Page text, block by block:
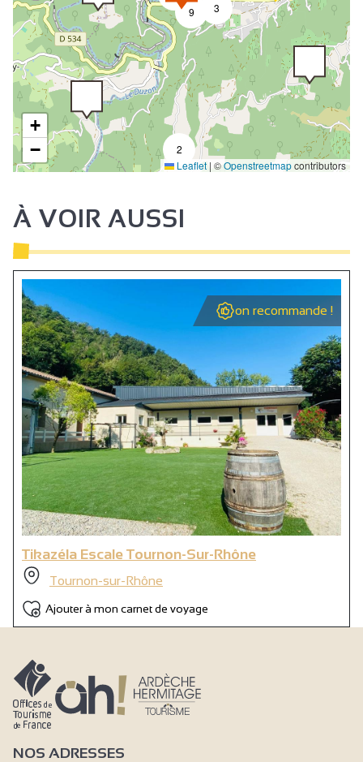
2
3
9
+
−
Leaflet | ©Openstreetmapcontributors
À VOIR AUSSI
on recommande !
Tikazéla Escale Tournon-Sur-Rhône
Tournon-sur-Rhône
Ajouter à mon carnet de voyage
NOS ADRESSES